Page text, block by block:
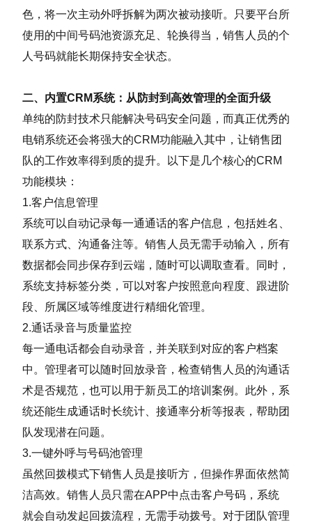
色，将一次主动外呼拆解为两次被动接听。只要平台所
使用的中间号码池资源充足、轮换得当，销售人员的个
人号码就能长期保持安全状态。
二、内置CRM系统：从防封到高效管理的全面升级
单纯的防封技术只能解决号码安全问题，而真正优秀的
电销系统还会将强大的CRM功能融入其中，让销售团
队的工作效率得到质的提升。以下是几个核心的CRM
功能模块：
1.客户信息管理
系统可以自动记录每一通通话的客户信息，包括姓名、
联系方式、沟通备注等。销售人员无需手动输入，所有
数据都会同步保存到云端，随时可以调取查看。同时，
系统支持标签分类，可以对客户按照意向程度、跟进阶
段、所属区域等维度进行精细化管理。
2.通话录音与质量监控
每一通电话都会自动录音，并关联到对应的客户档案
中。管理者可以随时回放录音，检查销售人员的沟通话
术是否规范，也可以用于新员工的培训案例。此外，系
统还能生成通话时长统计、接通率分析等报表，帮助团
队发现潜在问题。
3.一键外呼与号码池管理
虽然回拨模式下销售人员是接听方，但操作界面依然简
洁高效。销售人员只需在APP中点击客户号码，系统
就会自动发起回拨流程，无需手动拨号。对于团队管理